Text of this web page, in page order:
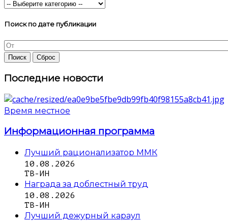
Поиск по дате публикации
Последние новости
Время местное
Информационная программа
Лучший рационализатор ММК
10.08.2026
ТВ-ИН
Награда за доблестный труд
10.08.2026
ТВ-ИН
Лучший дежурный караул